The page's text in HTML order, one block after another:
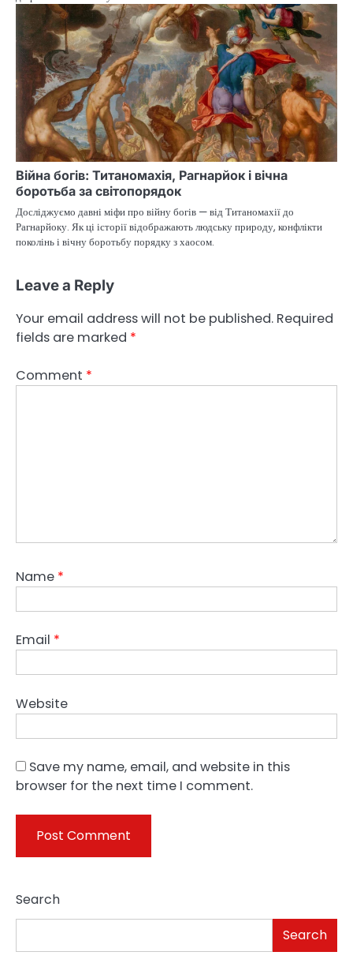
Війна богів: Титаномахія, Рагнарйок і вічна
боротьба за світопорядок
Досліджуємо давні міфи про війну богів — від Титаномахії до
Рагнарйоку. Як ці історії відображають людську природу, конфлікти
поколінь і вічну боротьбу порядку з хаосом.
Leave a Reply
Your email address will not be published. Required
fields are marked *
Comment *
Name *
Email *
Website
Save my name, email, and website in this
browser for the next time I comment.
Search
Search